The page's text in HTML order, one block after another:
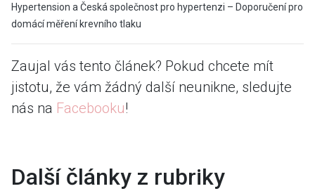
Hypertension a Česká společnost pro hypertenzi – Doporučení pro
domácí měření krevního tlaku
Zaujal vás tento článek? Pokud chcete mít
jistotu, že vám žádný další neunikne, sledujte
nás na Facebooku!
Další články z rubriky